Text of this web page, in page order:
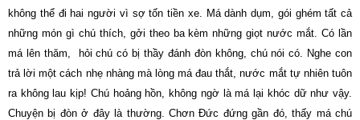
không thể đi hai người vì sợ tốn tiền xe. Má dành dụm, gói ghém tất cả
những món gì chú thích, gởi theo ba kèm những giọt nước mắt. Có lần
má lên thăm, hỏi chú có bị thầy đánh đòn không, chú nói có. Nghe con
trả lời một cách nhẹ nhàng mà lòng má đau thắt, nước mắt tự nhiên tuôn
ra không lau kịp! Chú hoảng hồn, không ngờ là má lại khóc dữ như vậy.
Chuyện bị đòn ở đây là thường. Chơn Ðức đứng gần đó, thấy má chú